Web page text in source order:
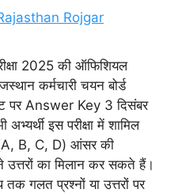
Rojgar
2025 की ऑफिशियल
कर्मचारी चयन बोर्ड
पर Answer Key 3 दिसंबर
इस परीक्षा में शामिल
(A, B, C, D) आंसर की
का मिलान कर सकते हैं।
तक गलत प्रश्नों या उत्तरों पर